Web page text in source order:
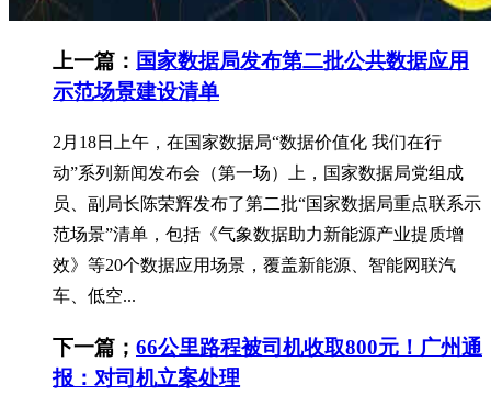
上一篇： 国家数据局发布第二批公共数据应用
示范场景建设清单
2月18日上午，在国家数据局“数据价值化 我们在行
动”系列新闻发布会（第一场）上，国家数据局党组成
员、副局长陈荣辉发布了第二批“国家数据局重点联系示
范场景”清单，包括《气象数据助力新能源产业提质增
效》等20个数据应用场景，覆盖新能源、智能网联汽
车、低空...
下一篇； 66公里路程被司机收取800元！广州通
报：对司机立案处理